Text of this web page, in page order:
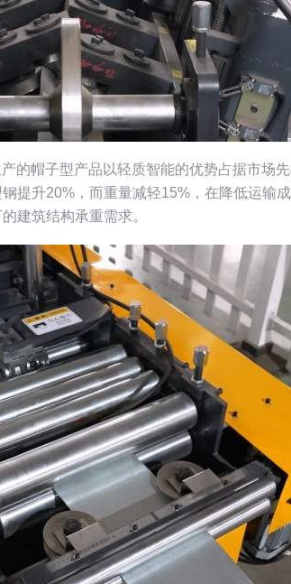
的帽子型产品以轻质智能的优势占据市场
提升20%，而重量减轻15%，在降低运输
建筑结构承重需求。